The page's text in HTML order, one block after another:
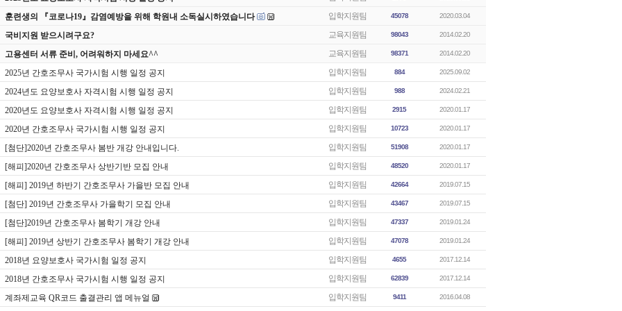
훈련생의 『코로나19』감염예방을 위해 학원내 소독실시하였습니다 입학지원팀 45078 2020.03.04
국비지원 받으시려구요? 교육지원팀 98043 2014.02.20
고용센터 서류 준비, 어려워하지 마세요^^ 교육지원팀 98371 2014.02.20
2025년 간호조무사 국가시험 시행 일정 공지 입학지원팀 884 2025.09.02
2024년도 요양보호사 자격시험 시행 일정 공지 입학지원팀 988 2024.02.21
2020년도 요양보호사 자격시험 시행 일정 공지 입학지원팀 2915 2020.01.17
2020년 간호조무사 국가시험 시행 일정 공지 입학지원팀 10723 2020.01.17
[첨단]2020년 간호조무사 봄반 개강 안내입니다. 입학지원팀 51908 2020.01.17
[해피]2020년 간호조무사 상반기반 모집 안내 입학지원팀 48520 2020.01.17
[해피] 2019년 하반기 간호조무사 가을반 모집 안내 입학지원팀 42664 2019.07.15
[첨단] 2019년 간호조무사 가을학기 모집 안내 입학지원팀 43467 2019.07.15
[첨단]2019년 간호조무사 봄학기 개강 안내 입학지원팀 47337 2019.01.24
[해피] 2019년 상반기 간호조무사 봄학기 개강 안내 입학지원팀 47078 2019.01.24
2018년 요양보호사 국가시험 일정 공지 입학지원팀 4655 2017.12.14
2018년 간호조무사 국가시험 시행 일정 공지 입학지원팀 62839 2017.12.14
계좌제교육 QR코드 출결관리 앱 메뉴얼 입학지원팀 9411 2016.04.08